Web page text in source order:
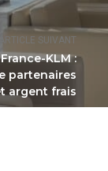
ARTICLE SUIVANT
KLM :
partenaires
argent frais